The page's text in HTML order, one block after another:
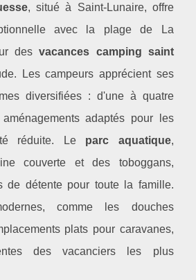
, situé à Saint-Lunaire, offre
avec la plage de La
desvacances camping saint
Les campeurs apprécient ses
diversifiées : d'une à quatre
adaptés pour les
réduite. Le parc aquatique,
couverte et des toboggans,
de détente pour toute la famille.
comme les douches
plats pour caravanes,
des vacanciers les plus